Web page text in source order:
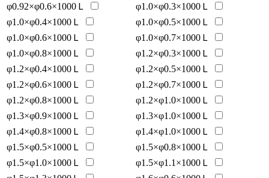
φ0.92×φ0.6×1000Ｌ
φ1.0×φ0.3×1000Ｌ
φ1.0×φ0.4×1000Ｌ
φ1.0×φ0.5×1000Ｌ
φ1.0×φ0.6×1000Ｌ
φ1.0×φ0.7×1000Ｌ
φ1.0×φ0.8×1000Ｌ
φ1.2×φ0.3×1000Ｌ
φ1.2×φ0.4×1000Ｌ
φ1.2×φ0.5×1000Ｌ
φ1.2×φ0.6×1000Ｌ
φ1.2×φ0.7×1000Ｌ
φ1.2×φ0.8×1000Ｌ
φ1.2×φ1.0×1000Ｌ
φ1.3×φ0.9×1000Ｌ
φ1.3×φ1.0×1000Ｌ
φ1.4×φ0.8×1000Ｌ
φ1.4×φ1.0×1000Ｌ
φ1.5×φ0.5×1000Ｌ
φ1.5×φ0.8×1000Ｌ
φ1.5×φ1.0×1000Ｌ
φ1.5×φ1.1×1000Ｌ